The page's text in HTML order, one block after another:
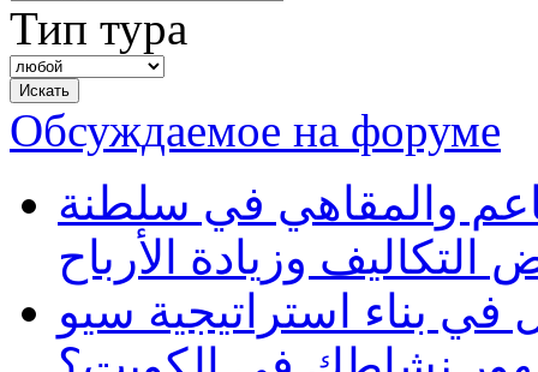
Тип тура
Обсуждаемое на форуме
والمقاهي في سلطنة
وزيادة الأرباح
بناء استراتيجية سيو